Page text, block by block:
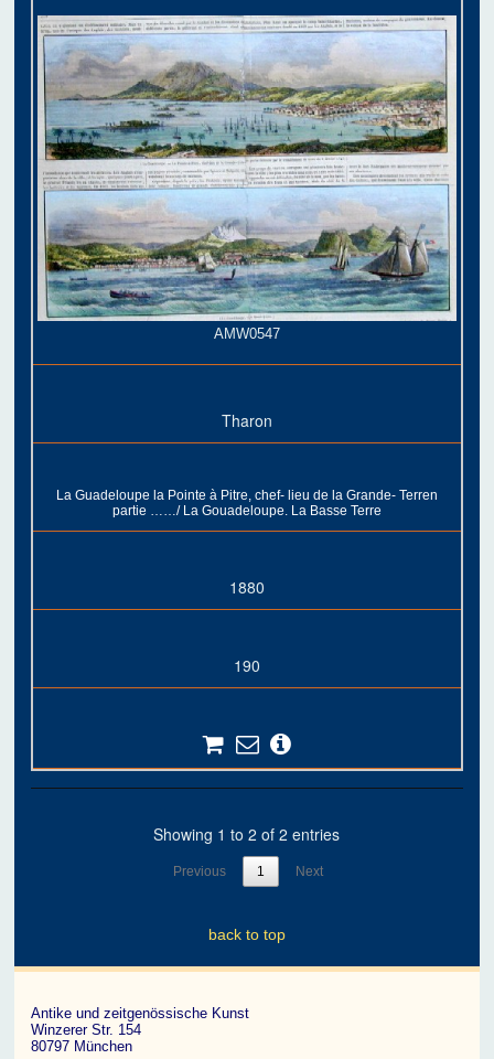
AMW0547
Tharon
La Guadeloupe la Pointe à Pitre, chef- lieu de la Grande- Terren
partie ……/ La Gouadeloupe. La Basse Terre
1880
190
Showing 1 to 2 of 2 entries
Previous 1 Next
back to top
Antike und zeitgenössische Kunst
Winzerer Str. 154
80797 München